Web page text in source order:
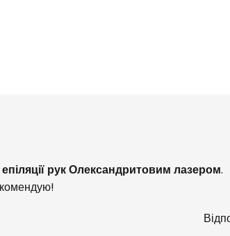
рук Олександритовим лазером.